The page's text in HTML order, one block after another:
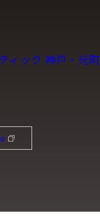
ィック 神戸・元町